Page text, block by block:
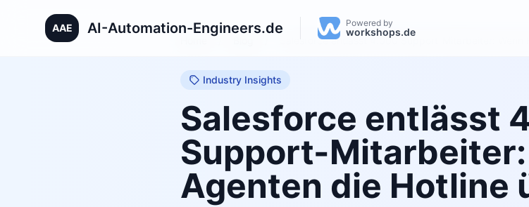
AAE AI-Automation-Engineers.de Powered by
workshops.de
Salesforce entlässt 4.000 Support-Mitarbeiter: Wenn
Industry Insights
Salesforce entlässt
Support-Mitarbeiter:
Agenten die Hotline